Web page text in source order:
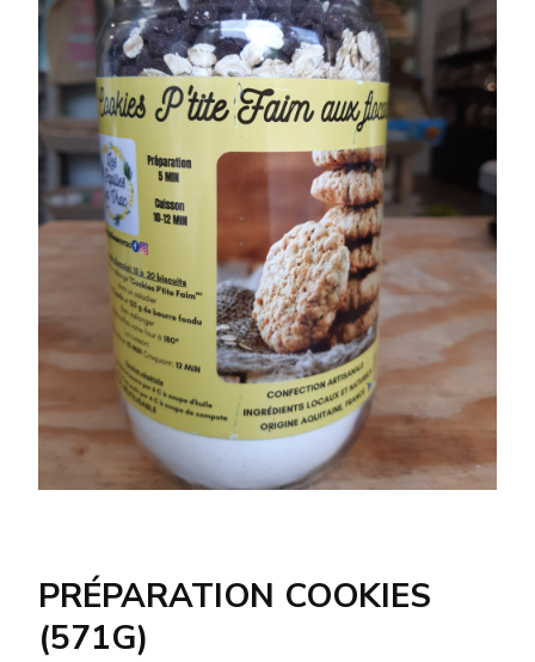
PRÉPARATION COOKIES
(571G)